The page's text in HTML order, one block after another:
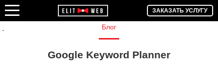
ЗАКАЗАТЬ УСЛУГУ
Блог
Google Keyword Planner